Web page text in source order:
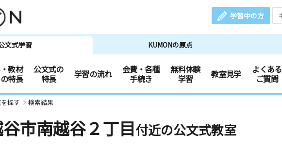
学習中の方
文式学習 KUMONの原点
教材
特長
公文式の
特長
学習の流れ
会費・各種
手続き
無料体験
学習
教室見学
よくある
ご質問
探す 検索結果
市南越谷２丁目付近の公文式教室